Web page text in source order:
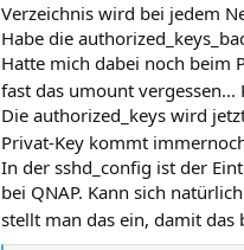
Verzeichnis wird bei jedem
Habe die
Hatte mich dabei noch beim
fast das umount
Die authorized_keys wird
Privat-Key kommt
In der sshd_config ist der
bei QNAP. Kann sich
stellt man das ein, damit